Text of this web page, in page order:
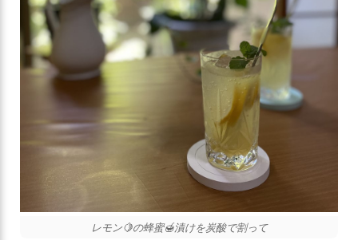
レモン🍋の蜂蜜🍯漬けを炭酸で割って